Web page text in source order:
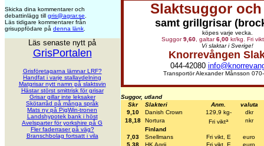
Skicka dina kommentarer och
debattinlägg till gris@agrar.se
Läs tidigare kommentarer från
grisuppfödare på denna länk
Läs senaste nytt på
GrisPortalen
Grisföretagarna lämnar LRF?
Handfat i varje stallavdelning
Matgrisar nytt namn på slaktsvin
Hästar störst smittrisk för grisar
Grisar gillar inte leksaker
Skötarråd på många språk
Mats ny på PigWin-tronen
Landshypotek bank i höst
Avelsparter för yorkshire på G
Fler faderraser på väg?
Branschbolag fortsatt i vila
Slaktsuggor
samt grillgrisar
köpes varje vecka.
Suggor9,60, galtar6,00 kr/kg. Fri
Vi slaktar i Sverige!
Knorrevången
044-42080
Transportör Alexander Månsson
Suggor, utland
Skr
Slakteri Anm.
valuta
9,10
Danish Crown 129,9 kg-
dkr
18,18
Nortura Fri vikta
nkr
Finland
7,03
Snellmans Fri vikt, E
euro